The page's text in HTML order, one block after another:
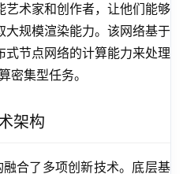
艺术家和创作者，让他们能够
大规模渲染能力。该网络基于
式节点网络的计算能力来处理
密集型任务。
架构
合了多项创新技术。底层基